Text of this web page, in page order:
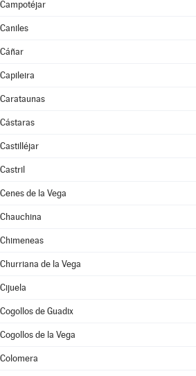
Campotéjar
Caniles
Cáñar
Capileira
Carataunas
Cástaras
Castilléjar
Castril
Cenes de la Vega
Chauchina
Chimeneas
Churriana de la Vega
Cijuela
Cogollos de Guadix
Cogollos de la Vega
Colomera